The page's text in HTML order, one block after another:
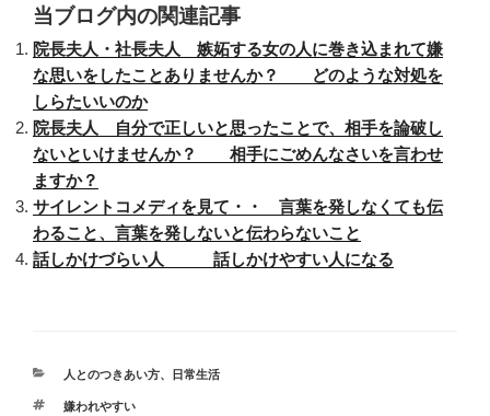
当ブログ内の関連記事
院長夫人・社長夫人 嫉妬する女の人に巻き込まれて嫌
な思いをしたことありませんか？ どのような対処を
しらたいいのか
院長夫人 自分で正しいと思ったことで、相手を論破し
ないといけませんか？ 相手にごめんなさいを言わせ
ますか？
サイレントコメディを見て・・ 言葉を発しなくても伝
わること、言葉を発しないと伝わらないこと
話しかけづらい人 話しかけやすい人になる
カ
ゴ
人とのつきあい方、 日常生活
タ
嫌われやすい